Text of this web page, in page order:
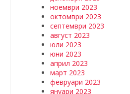
ноември 2023
октомври 2023
септември 2023
август 2023
юли 2023
юни 2023
април 2023
март 2023
февруари 2023
януари 2023